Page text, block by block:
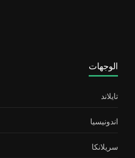
الوجهات
تايلاند
اندونيسيا
سريلانكا